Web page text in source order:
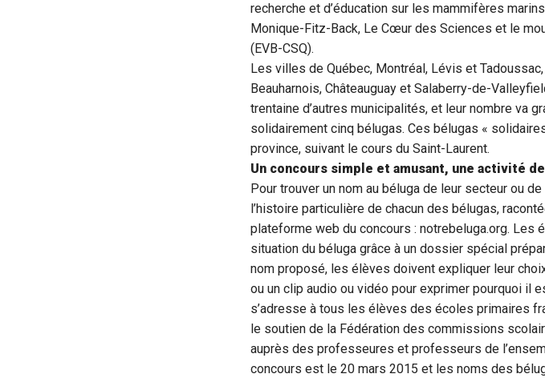
recherche et d’éducation sur les mammifères
Monique-Fitz-Back, Le Cœur des Sciences et le
(EVB-CSQ).
Les villes de Québec, Montréal, Lévis et
Beauharnois, Châteauguay et Salaberry-de-
trentaine d’autres municipalités, et leur nombre va
solidairement cinq bélugas. Ces bélugas «
province, suivant le cours du Saint-Laurent.
Un concours simple et amusant, une activité
Pour trouver un nom au béluga de leur secteur ou
l’histoire particulière de chacun des bélugas,
plateforme web du concours : notrebeluga.org.
situation du béluga grâce à un dossier spécial
nom proposé, les élèves doivent expliquer leur
ou un clip audio ou vidéo pour exprimer pourquoi il
s’adresse à tous les élèves des écoles primaires
le soutien de la Fédération des commissions
auprès des professeures et professeurs de
concours est le 20 mars 2015 et les noms des